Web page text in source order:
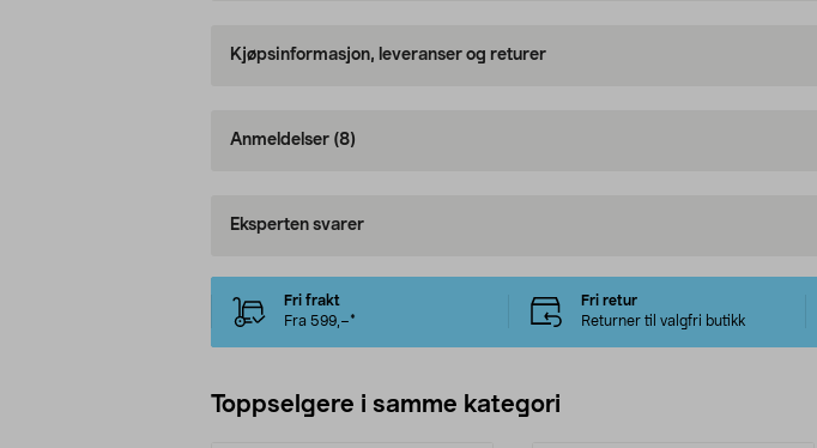
Kjøpsinformasjon, leveranser og returer
Anmeldelser (8)
Eksperten svarer
Fri frakt
Fra 599,–*
Fri retur
Returner til valgfri butikk
Toppselgere i samme kategori